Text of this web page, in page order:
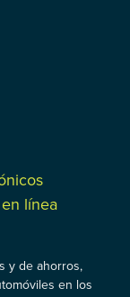
línea
y de ahorros,
en los